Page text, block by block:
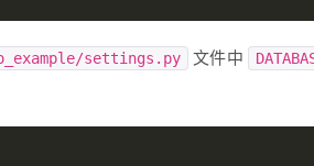
settings.py 文件中